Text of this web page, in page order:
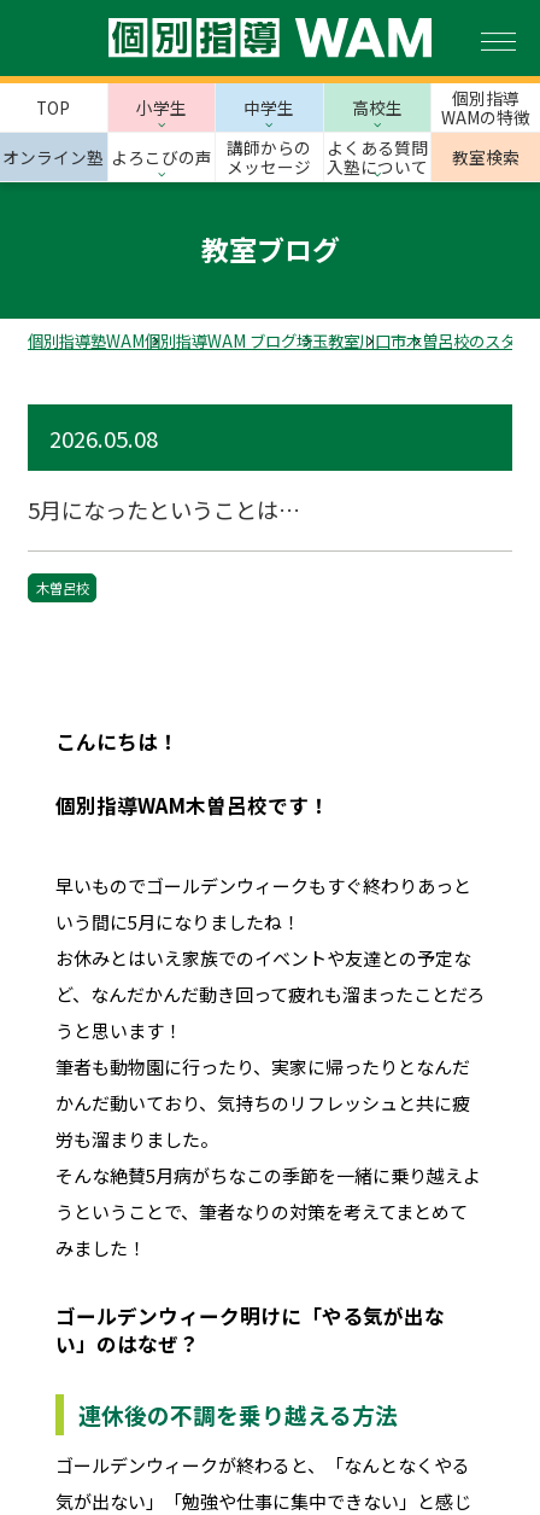
TOP 小学生 中学生 高校生
個別指導
WAMの特徴
オンライン塾 よろこびの声
講師からの
メッセージ
よくある質問
入塾について
教室検索
教室ブログ
個別指導塾WAM個別指導WAM ブログ埼玉教室川口市木曽呂校のスタッ
2026.05.08
5月になったということは…
木曽呂校
こんにちは！
個別指導WAM木曽呂校です！
早いものでゴールデンウィークもすぐ終わりあっと
いう間に5月になりましたね！
お休みとはいえ家族でのイベントや友達との予定な
ど、なんだかんだ動き回って疲れも溜まったことだろ
うと思います！
筆者も動物園に行ったり、実家に帰ったりとなんだ
かんだ動いており、気持ちのリフレッシュと共に疲
労も溜まりました。
そんな絶賛5月病がちなこの季節を一緒に乗り越えよ
うということで、筆者なりの対策を考えてまとめて
みました！
ゴールデンウィーク明けに「やる気が出な
い」のはなぜ？
連休後の不調を乗り越える方法
ゴールデンウィークが終わると、「なんとなくやる
気が出ない」「勉強や仕事に集中できない」と感じ